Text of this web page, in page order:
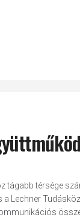
tágabb térsége
a Lechner